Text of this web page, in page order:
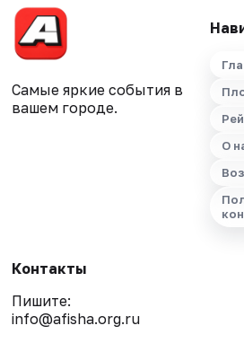
Самые яркие события в
вашем городе.
О
Контакты
Пишите:
info@afisha.org.ru